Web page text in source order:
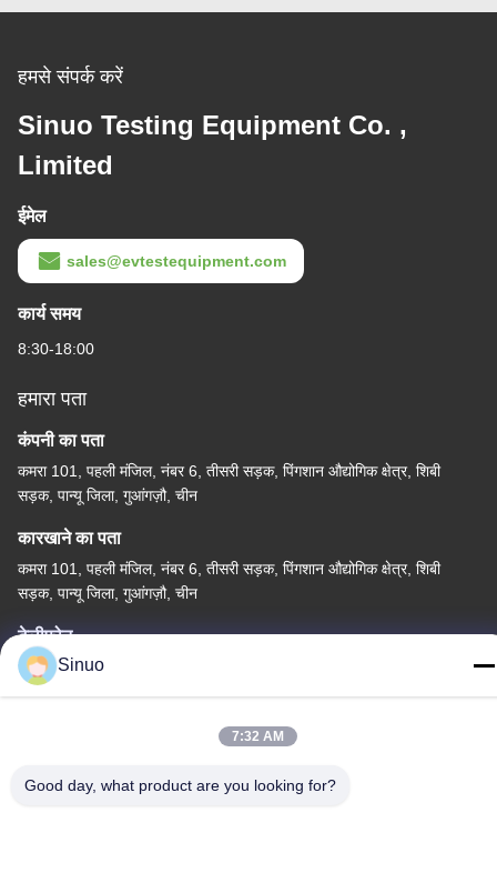
हमसे संपर्क करें
Sinuo Testing Equipment Co. ,
Limited
ईमेल
sales@evtestequipment.com
कार्य समय
8:30-18:00
हमारा पता
कंपनी का पता
कमरा 101, पहली मंजिल, नंबर 6, तीसरी सड़क, पिंगशान औद्योगिक क्षेत्र, शिबी
सड़क, पान्यू जिला, गुआंगज़ौ, चीन
कारखाने का पता
कमरा 101, पहली मंजिल, नंबर 6, तीसरी सड़क, पिंगशान औद्योगिक क्षेत्र, शिबी
सड़क, पान्यू जिला, गुआंगज़ौ, चीन
टेलीफोन
+86--13527656435
चीन अच्छी गुणवत्ता इलेक्ट्रिक वाहन परीक्षण उपकरण आपूर्तिकर्ता. कॉपीराइट ©
Sinuo
7:32 AM
Good day, what product are you looking for?